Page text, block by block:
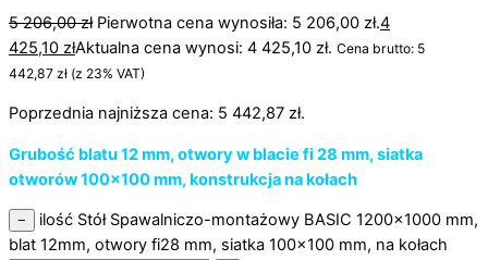
5 206,00zł Pierwotna cena wynosiła: 5 206,00 zł.4
425,10 złAktualna cena wynosi: 4 425,10 zł. Cena brutto: 5
442,87 zł (z 23% VAT)
Poprzednia najniższa cena: 5 442,87 zł.
Grubość blatu 12 mm, otwory w blacie fi 28 mm, siatka
otworów 100×100 mm, konstrukcja na kołach
−
ilość Stół Spawalniczo-montażowy BASIC 1200x1000 mm,
blat 12mm, otwory fi28 mm, siatka 100x100 mm, na kołach